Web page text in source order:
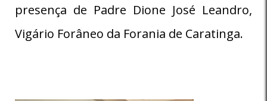
presença de Padre Dione José Leandro,
Vigário Forâneo da Forania de Caratinga.